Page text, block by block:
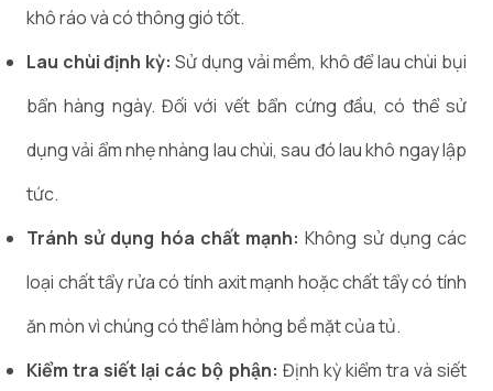
khô ráo và có thông gió tốt.
Lau chùi định kỳ: Sử dụng vải mềm, khô để lau chùi bụi
bẩn hàng ngày. Đối với vết bẩn cứng đầu, có thể sử
dụng vải ẩm nhẹ nhàng lau chùi, sau đó lau khô ngay lập
tức.
Tránh sử dụng hóa chất mạnh:Không sử dụng các
loại chất tẩy rửa có tính axit mạnh hoặc chất tẩy có tính
ăn mòn vì chúng có thể làm hỏng bề mặt của tủ.
Kiểm tra siết lại các bộ phận: Định kỳ kiểm tra và siết